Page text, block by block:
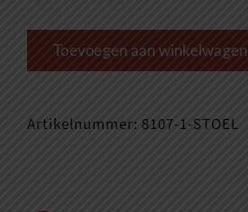
aantal
Toevoegen aan winkelwagen
Artikelnummer: 8107-1-STOEL